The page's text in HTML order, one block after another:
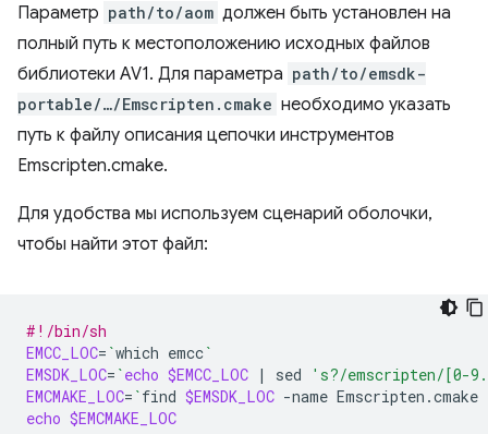
Параметр path/to/aom должен быть установлен на
полный путь к местоположению исходных файлов
библиотеки AV1. Для параметра path/to/emsdk-
portable/…/Emscripten.cmake необходимо указать
путь к файлу описания цепочки инструментов
Emscripten.cmake.
Для удобства мы используем сценарий оболочки,
чтобы найти этот файл:
#!/bin/sh
EMCC_LOC= `which emcc`
EMSDK_LOC= `echo $EMCC_LOC | sed
's?/emscripten/[0-
EMCMAKE_LOC= `find $EMSDK_LOC -name Emscripten.cmake
echo $EMCMAKE_LOC